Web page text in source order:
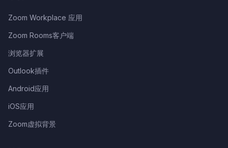
Zoom Workplace 应用
Zoom Rooms客户端
浏览器扩展
Outlook插件
Android应用
iOS应用
Zoom虚拟背景